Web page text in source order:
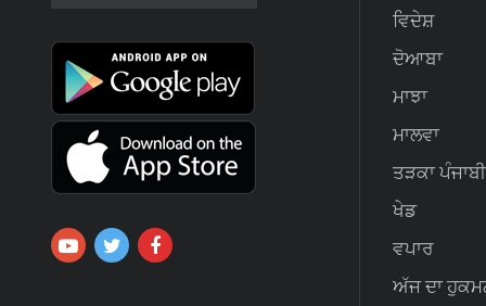
ਵਿਦੇਸ਼
ਦੋਆਬਾ
ਮਾਝਾ
ਮਾਲਵਾ
ਤੜਕਾ ਪੰਜਾਬੀ
ਖੇਡ
ਵਪਾਰ
ਅੱਜ ਦਾ